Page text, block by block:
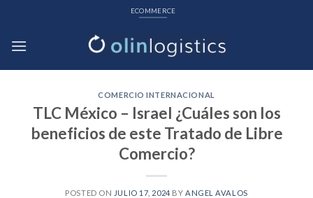
content
ECOMMERCE
COMERCIO INTERNACIONAL
TLC México – Israel ¿Cuáles son los
beneficios de este Tratado de Libre
Comercio?
POSTED ON JULIO 17, 2024 BY ANGEL AVALOS